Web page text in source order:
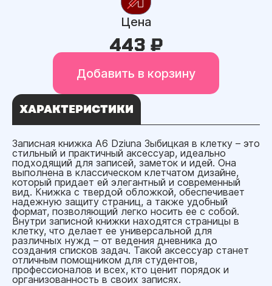
Цена
443 ₽
Добавить в корзину
ХАРАКТЕРИСТИКИ
Записная книжка A6 Dziuna Зыбицкая в клетку – это
стильный и практичный аксессуар, идеально
подходящий для записей, заметок и идей. Она
выполнена в классическом клетчатом дизайне,
который придает ей элегантный и современный
вид. Книжка с твердой обложкой, обеспечивает
надежную защиту страниц, а также удобный
формат, позволяющий легко носить ее с собой.
Внутри записной книжки находятся страницы в
клетку, что делает ее универсальной для
различных нужд – от ведения дневника до
создания списков задач. Такой аксессуар станет
отличным помощником для студентов,
профессионалов и всех, кто ценит порядок и
организованность в своих записях.